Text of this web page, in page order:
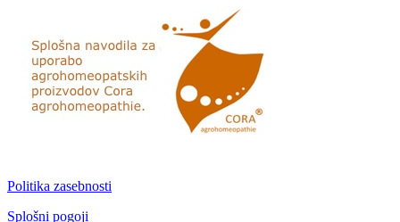
Politika zasebnosti
Splošni pogoji